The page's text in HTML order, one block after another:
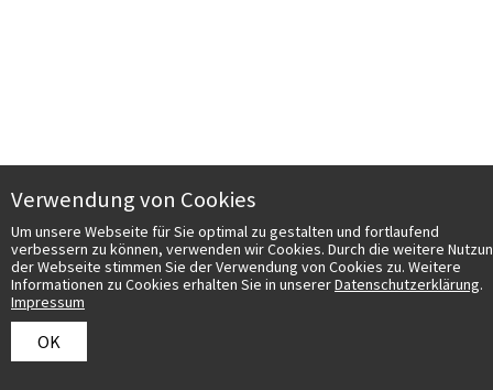
Verwendung von Cookies
Um unsere Webseite für Sie optimal zu gestalten und fortlaufend
verbessern zu können, verwenden wir Cookies. Durch die weitere
der Webseite stimmen Sie der Verwendung von Cookies zu. Weitere
Informationen zu Cookies erhalten Sie in unsererDatenschutzerklärung.
Impressum
OK